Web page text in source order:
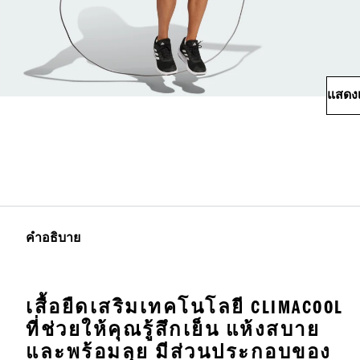
แสดง
คำอธิบาย
เสื้อยืดเสริมเทคโนโลยี CLIMACOOL
ที่ช่วยให้คุณรู้สึกเย็น แห้งสบาย
และพร้อมลุย มีส่วนประกอบของ